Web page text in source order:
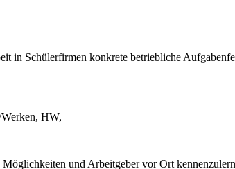
in Schülerfirmen konkrete betriebliche
HW,
und Arbeitgeber vor Ort